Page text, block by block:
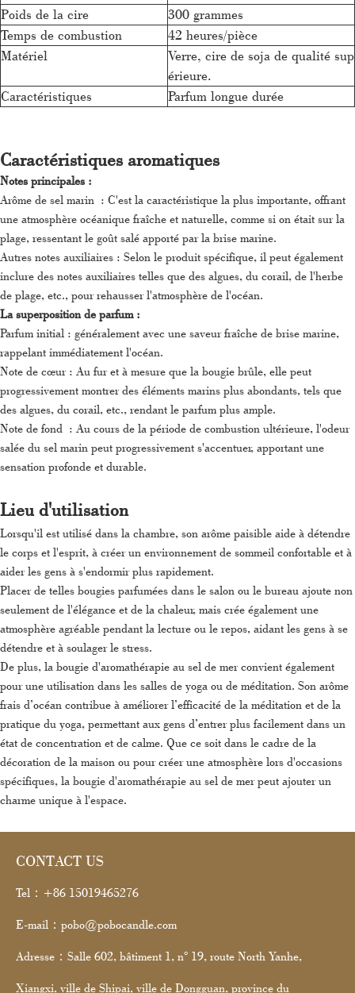
Poids de la cire
300 grammes
Temps de combustion
42 heures/pièce
Matériel
Verre, cire de soja de qualité sup
érieure.
Caractéristiques
Parfum longue durée
Caractéristiques aromatiques
Notes principales :
Arôme de sel marin : C'est la caractéristique la plus importante, offrant
une atmosphère océanique fraîche et naturelle, comme si on était sur la
plage, ressentant le goût salé apporté par la brise marine.
Autres notes auxiliaires : Selon le produit spécifique, il peut également
inclure des notes auxiliaires telles que des algues, du corail, de l'herbe
de plage, etc., pour rehausser l'atmosphère de l'océan.
La superposition de parfum :
Parfum initial : généralement avec une saveur fraîche de brise marine,
rappelant immédiatement l'océan.
Note de cœur : Au fur et à mesure que la bougie brûle, elle peut
progressivement montrer des éléments marins plus abondants, tels que
des algues, du corail, etc., rendant le parfum plus ample.
Note de fond : Au cours de la période de combustion ultérieure, l'odeur
salée du sel marin peut progressivement s'accentuer, apportant une
sensation profonde et durable.
Lieu d'utilisation
Lorsqu'il est utilisé dans la chambre, son arôme paisible aide à détendre
le corps et l'esprit, à créer un environnement de sommeil confortable et à
aider les gens à s'endormir plus rapidement.
Placer de telles bougies parfumées dans le salon ou le bureau ajoute non
seulement de l'élégance et de la chaleur, mais crée également une
atmosphère agréable pendant la lecture ou le repos, aidant les gens à se
détendre et à soulager le stress.
De plus, la bougie d'aromathérapie au sel de mer convient également
pour une utilisation dans les salles de yoga ou de méditation. Son arôme
frais d’océan contribue à améliorer l’efficacité de la méditation et de la
pratique du yoga, permettant aux gens d’entrer plus facilement dans un
état de concentration et de calme. Que ce soit dans le cadre de la
décoration de la maison ou pour créer une atmosphère lors d'occasions
spécifiques, la bougie d'aromathérapie au sel de mer peut ajouter un
charme unique à l'espace.
CONTACT US
Tel：+86 15019465276
E-mail：pobo@pobocandle.com
Adresse：Salle 602, bâtiment 1, n° 19, route North Yanhe,
Xiangxi, ville de Shipai, ville de Dongguan, province du